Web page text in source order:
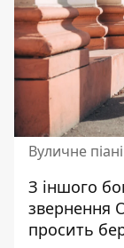
Вуличне
З іншого
звернення
просить